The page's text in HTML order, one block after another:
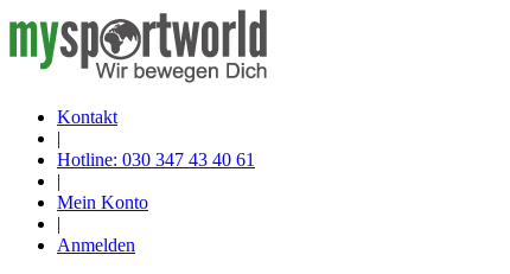
Kontakt
|
Hotline: 030 347 43 40 61
|
Mein Konto
|
Anmelden